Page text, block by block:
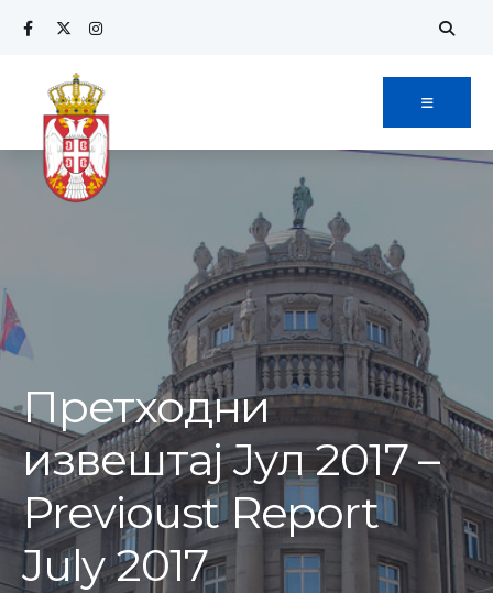
Skip
content
Претходни
извештај Јул 2017 –
Previoust Report
July 2017
Search